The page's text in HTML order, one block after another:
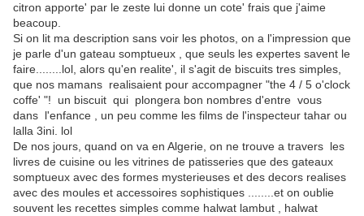
citron apporte' par le zeste lui donne un cote' frais que j'aime
beacoup.
Si on lit ma description sans voir les photos, on a l'impression que
je parle d'un gateau somptueux , que seuls les expertes savent le
faire........lol, alors qu'en realite', il s'agit de biscuits tres simples,
que nos mamans realisaient pour accompagner "the 4 / 5 o'clock
coffe' "! un biscuit qui plongera bon nombres d'entre vous
dans l'enfance , un peu comme les films de l'inspecteur tahar ou
lalla 3ini. lol
De nos jours, quand on va en Algerie, on ne trouve a travers les
livres de cuisine ou les vitrines de patisseries que des gateaux
somptueux avec des formes mysterieuses et des decors realises
avec des moules et accessoires sophistiques ........et on oublie
souvent les recettes simples comme halwat lambut , halwat